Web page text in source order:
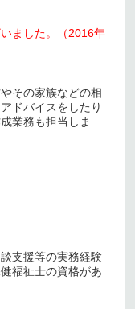
ました。（2016年
その家族などの相
ドバイスをしたり
業務も担当しま
支援等の実務経験
福祉士の資格があ